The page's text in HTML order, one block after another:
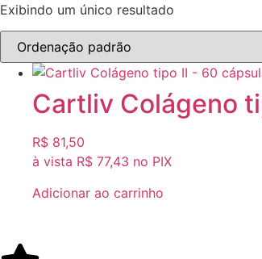
Exibindo um único resultado
Cartliv Colágeno
R$ 81,50
à vista R$ 77,43 no PIX
Adicionar ao carrinho